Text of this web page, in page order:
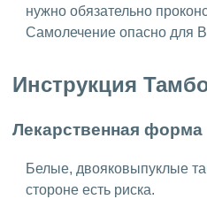
нужно обязательно
Самолечение опасно для
Инструкция
Лекарственная форма
Белые, двояковыпуклые
стороне есть риска.